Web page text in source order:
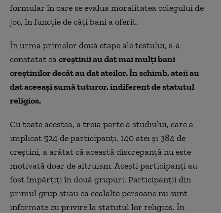
formular în care se evalua moralitatea colegului de
joc, în funcție de câți bani a oferit.
În urma primelor două etape ale testului, s-a
constatat căcreștinii au dat mai mulți bani
creștinilor decât au dat ateilor. În schimb, ateii au
dat aceeași sumă tuturor, indiferent de statutul
religios.
Cu toate acestea, a treia parte a studiului, care a
implicat 524 de participanți, 140 atei și 384 de
creștini, a arătat că această discrepanță nu este
motivată doar de altruism. Acești participanți au
fost împărțiți în două grupuri. Participanții din
primul grup știau că cealalte persoane nu sunt
informate cu privire la statutul lor religios. În